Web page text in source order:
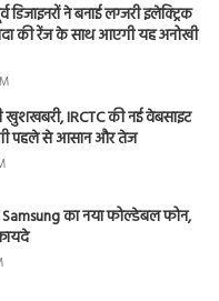
ने बनाई लग्जरी इलेक्ट्रिक
की रेंज के साथ आएगी यह अनोखी
खुशखबरी, IRCTC की नई वेबसाइट
पहले से आसान और तेज
का नया फोल्डेबल फोन,